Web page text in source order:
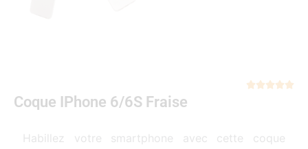

Coque IPhone 6/6S Fraise
Habillez votre smartphone avec cette coque